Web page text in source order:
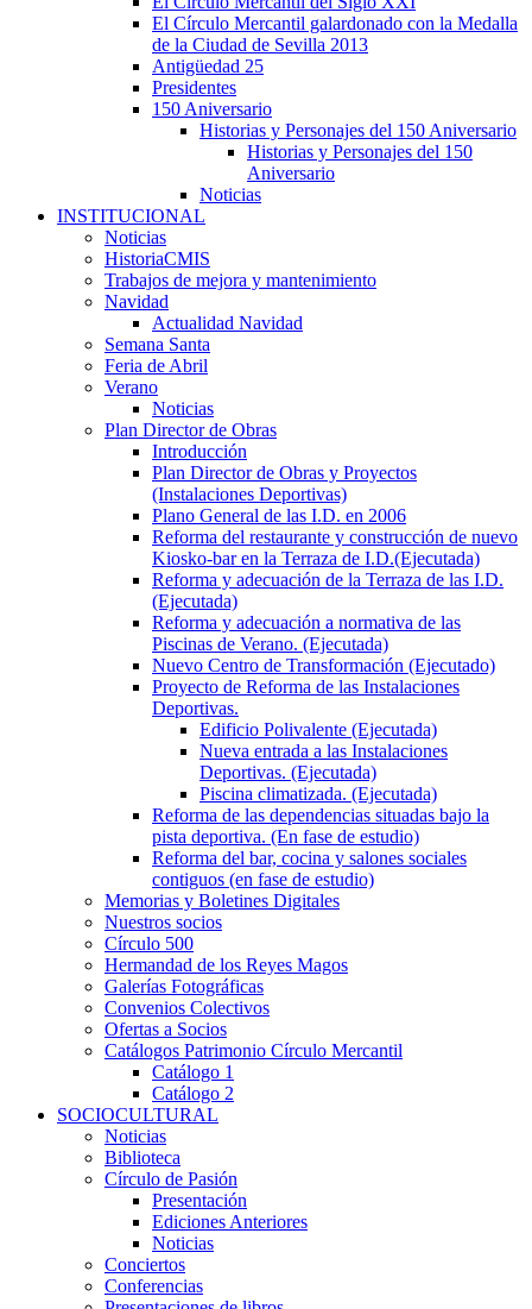
El Círculo Mercantil galardonado con la Medalla
de la Ciudad de Sevilla 2013
Antigüedad 25
Presidentes
150 Aniversario
Historias y Personajes del 150 Aniversario
Historias y Personajes del 150
Aniversario
Noticias
INSTITUCIONAL
Noticias
HistoriaCMIS
Trabajos de mejora y mantenimiento
Navidad
Actualidad Navidad
Semana Santa
Feria de Abril
Verano
Noticias
Plan Director de Obras
Introducción
Plan Director de Obras y Proyectos
(Instalaciones Deportivas)
Plano General de las I.D. en 2006
Reforma del restaurante y construcción de nuevo
Kiosko-bar en la Terraza de I.D.(Ejecutada)
Reforma y adecuación de la Terraza de las I.D.
(Ejecutada)
Reforma y adecuación a normativa de las
Piscinas de Verano. (Ejecutada)
Nuevo Centro de Transformación (Ejecutado)
Proyecto de Reforma de las Instalaciones
Deportivas.
Edificio Polivalente (Ejecutada)
Nueva entrada a las Instalaciones
Deportivas. (Ejecutada)
Piscina climatizada. (Ejecutada)
Reforma de las dependencias situadas bajo la
pista deportiva. (En fase de estudio)
Reforma del bar, cocina y salones sociales
contiguos (en fase de estudio)
Memorias y Boletines Digitales
Nuestros socios
Círculo 500
Hermandad de los Reyes Magos
Galerías Fotográficas
Convenios Colectivos
Ofertas a Socios
Catálogos Patrimonio Círculo Mercantil
Catálogo 1
Catálogo 2
SOCIOCULTURAL
Noticias
Biblioteca
Círculo de Pasión
Presentación
Ediciones Anteriores
Noticias
Conciertos
Conferencias